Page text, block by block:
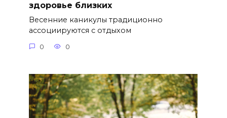
здоровье близких
Весенние каникулы традиционно
ассоциируются с отдыхом
0 0